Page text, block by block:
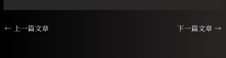
← 上一篇文章 下一篇文章 →